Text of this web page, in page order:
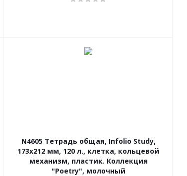
N4605 Тетрадь общая, Infolio Study,
173х212 мм, 120 л., клетка, кольцевой
механизм, пластик. Коллекция
"Poetry", молочный